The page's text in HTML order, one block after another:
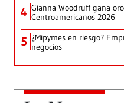
4 Gianna Woodruff gana
Centroamericanos 2026
5 ¿Mipymes en riesgo?
negocios